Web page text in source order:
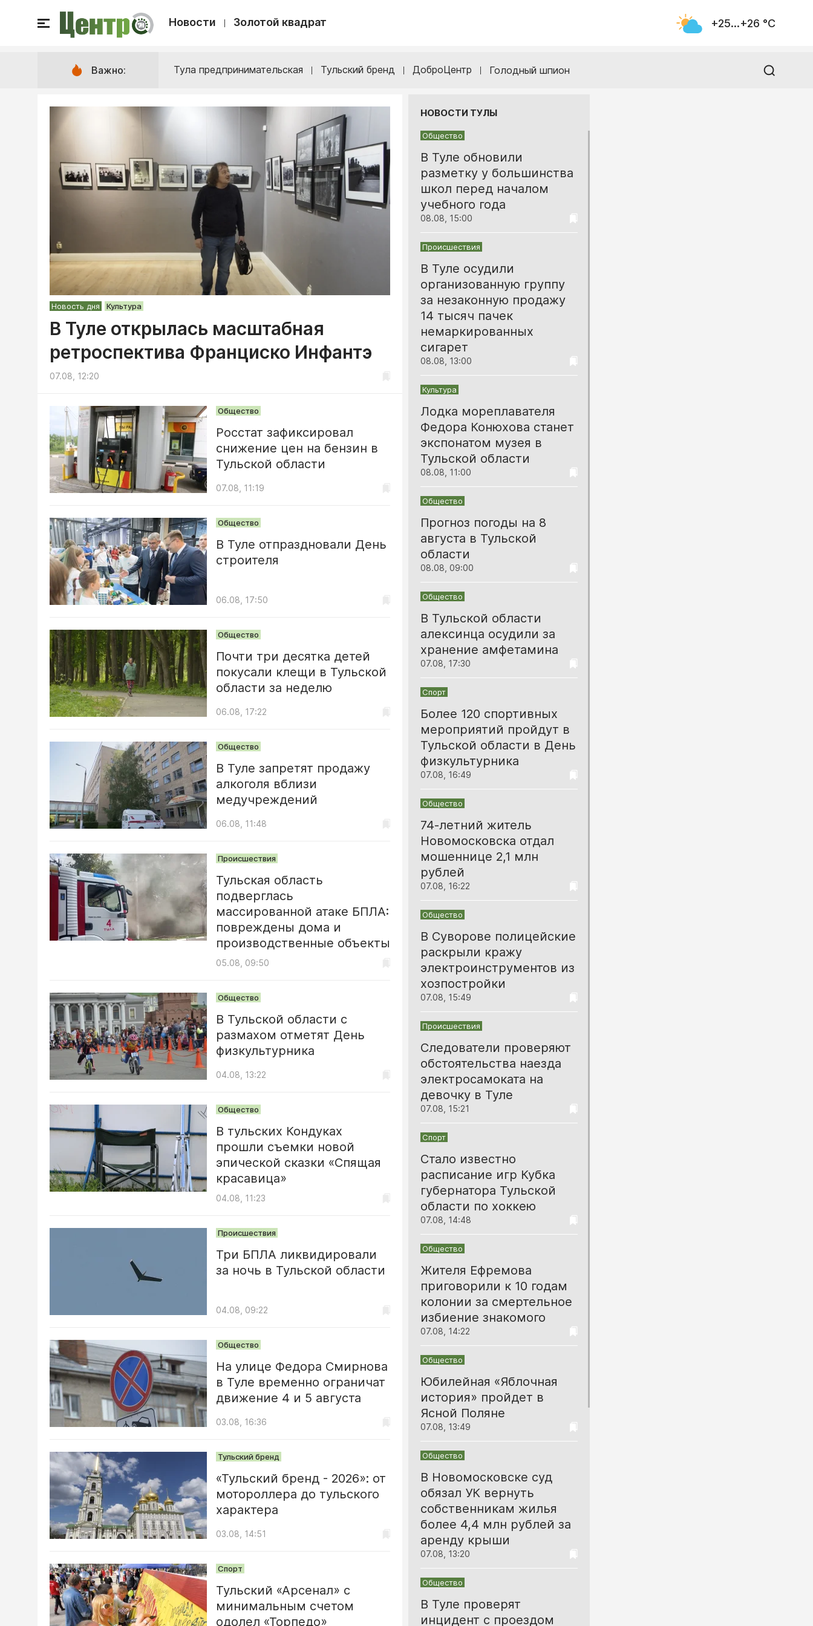
Новости Золотой квадрат +25...+26 °С
Важно: Тула предпринимательская Тульский бренд ДоброЦентр Голодный шпион
Новость дня Культура
В Туле открылась масштабная
ретроспектива Франциско Инфантэ
07.08, 12:20
Общество
Росстат зафиксировал
снижение цен на бензин в
Тульской области
07.08, 11:19
Общество
В Туле отпраздновали День
строителя
06.08, 17:50
Общество
Почти три десятка детей
покусали клещи в Тульской
области за неделю
06.08, 17:22
Общество
В Туле запретят продажу
алкоголя вблизи
медучреждений
06.08, 11:48
Происшествия
Тульская область
подверглась
массированной атаке БПЛА:
повреждены дома и
производственные объекты
05.08, 09:50
Общество
В Тульской области с
размахом отметят День
физкультурника
04.08, 13:22
Общество
В тульских Кондуках
прошли съемки новой
эпической сказки «Спящая
красавица»
04.08, 11:23
Происшествия
Три БПЛА ликвидировали
за ночь в Тульской области
04.08, 09:22
Общество
На улице Федора Смирнова
в Туле временно ограничат
движение 4 и 5 августа
03.08, 16:36
Тульский бренд
«Тульский бренд - 2026»: от
мотороллера до тульского
характера
03.08, 14:51
Спорт
Тульский «Арсенал» с
минимальным счетом
одолел «Торпедо»
НОВОСТИ ТУЛЫ
Общество
В Туле обновили
разметку у большинства
школ перед началом
учебного года
08.08, 15:00
Происшествия
В Туле осудили
организованную группу
за незаконную продажу
14 тысяч пачек
немаркированных
сигарет
08.08, 13:00
Культура
Лодка мореплавателя
Федора Конюхова станет
экспонатом музея в
Тульской области
08.08, 11:00
Общество
Прогноз погоды на 8
августа в Тульской
области
08.08, 09:00
Общество
В Тульской области
алексинца осудили за
хранение амфетамина
07.08, 17:30
Спорт
Более 120 спортивных
мероприятий пройдут в
Тульской области в День
физкультурника
07.08, 16:49
Общество
74-летний житель
Новомосковска отдал
мошеннице 2,1 млн
рублей
07.08, 16:22
Общество
В Суворове полицейские
раскрыли кражу
электроинструментов из
хозпостройки
07.08, 15:49
Происшествия
Следователи проверяют
обстоятельства наезда
электросамоката на
девочку в Туле
07.08, 15:21
Спорт
Стало известно
расписание игр Кубка
губернатора Тульской
области по хоккею
07.08, 14:48
Общество
Жителя Ефремова
приговорили к 10 годам
колонии за смертельное
избиение знакомого
07.08, 14:22
Общество
Юбилейная «Яблочная
история» пройдет в
Ясной Поляне
07.08, 13:49
Общество
В Новомосковске суд
обязал УК вернуть
собственникам жилья
более 4,4 млн рублей за
аренду крыши
07.08, 13:20
Общество
В Туле проверят
инцидент с проездом